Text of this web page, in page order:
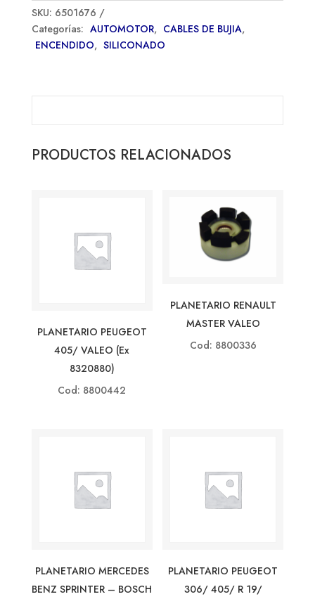
SKU: 6501676
Categorías: AUTOMOTOR, CABLES DE BUJIA,
ENCENDIDO, SILICONADO
PRODUCTOS RELACIONADOS
PLANETARIO PEUGEOT
405/ VALEO (ex
8320880)
Cod: 8800442
PLANETARIO RENAULT
MASTER VALEO
Cod: 8800336
PLANETARIO MERCEDES
BENZ SPRINTER – BOSCH
PLANETARIO PEUGEOT
306/ 405/ R 19/